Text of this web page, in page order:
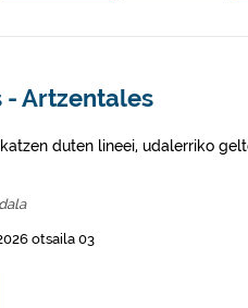
- Artzentales
duten lineei, udalerriko
otsaila 03